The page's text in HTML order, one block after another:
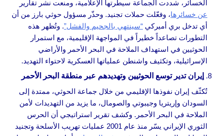
الخسائر، شددت الجماعة سيطرتها الإعلامية، ومنعت نشر تقارير
عن خسائرها، وفعّلت حملات تجنيد. وحذّر مسؤول حوثي بارز من أن
أي تدخل بري أميركي “سينتهي بالجحيم والفشل”. وتُظهر هذه
التطورات تصاعداً خطيراً في المواجهة الإقليمية، مع استمرار
الحوثيين في استهداف الملاحة في البحر الأحمر والأراضي
الإسرائيلية، وتكثيف واشنطن عملياتها العسكرية لاحتواء التهديد.
إيران تدير توسع الحوثيين وتهديدهم عبر منطقة البحر الأحمر
تُكثّف إيران نفوذها الإقليمي من خلال جماعة الحوثي، ممتدة إلى
السودان وإريتريا وجيبوتي والصومال، ما يزيد من التهديدات لأمن
الملاحة في البحر الأحمر. وكشف تقرير استراتيجي أن الحرس
الثوري الإيراني يسّر منذ عام 2001 عمليات تهريب الأسلحة وتجنيد